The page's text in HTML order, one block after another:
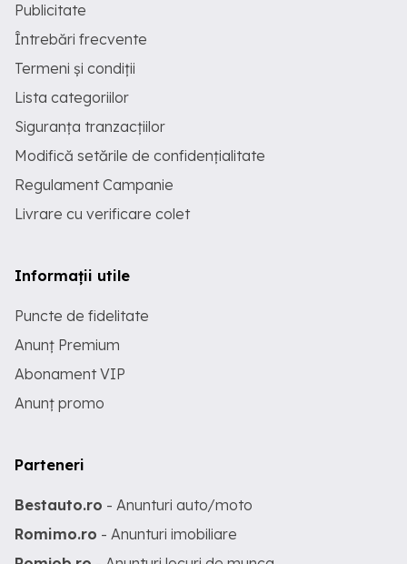
Publicitate
Întrebări frecvente
Termeni și condiții
Lista categoriilor
Siguranța tranzacțiilor
Modifică setările de confidențialitate
Regulament Campanie
Livrare cu verificare colet
Informații utile
Puncte de fidelitate
Anunț Premium
Abonament VIP
Anunț promo
Parteneri
Bestauto.ro - Anunturi auto/moto
Romimo.ro - Anunturi imobiliare